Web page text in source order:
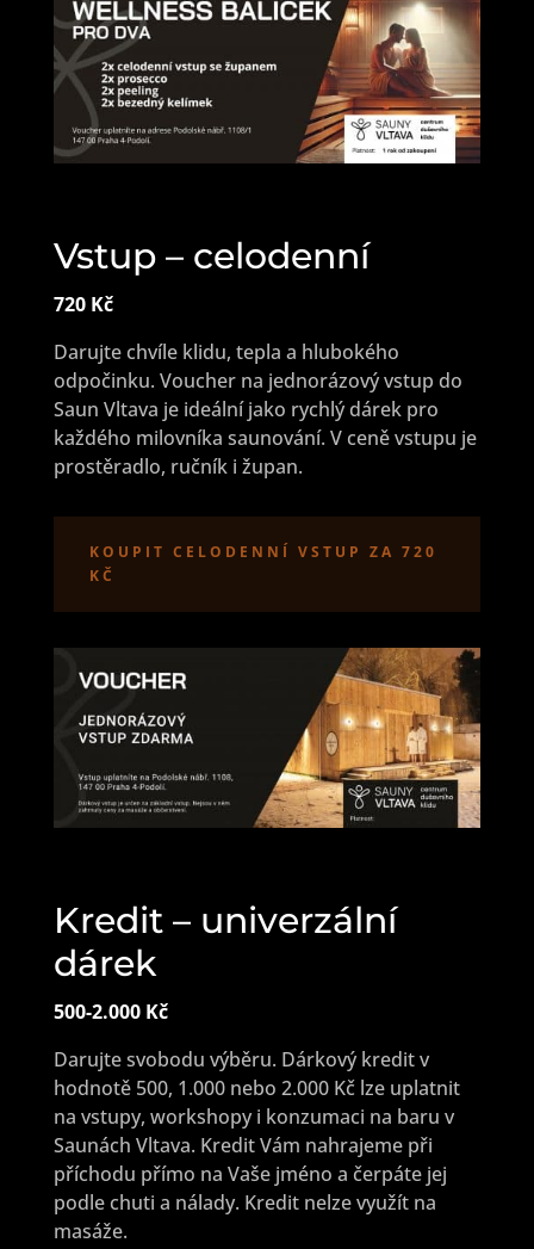
Vstup – celodenní
720 Kč
Darujte chvíle klidu, tepla a hlubokého
odpočinku. Voucher na jednorázový vstup do
Saun Vltava je ideální jako rychlý dárek pro
každého milovníka saunování. V ceně vstupu je
prostěradlo, ručník i župan.
KOUPIT CELODENNÍ VSTUP ZA 720
KČ
Kredit – univerzální
dárek
500-2.000 Kč
Darujte svobodu výběru. Dárkový kredit v
hodnotě 500, 1.000 nebo 2.000 Kč lze uplatnit
na vstupy, workshopy i konzumaci na baru v
Saunách Vltava. Kredit Vám nahrajeme při
příchodu přímo na Vaše jméno a čerpáte jej
podle chuti a nálady. Kredit nelze využít na
masáže.